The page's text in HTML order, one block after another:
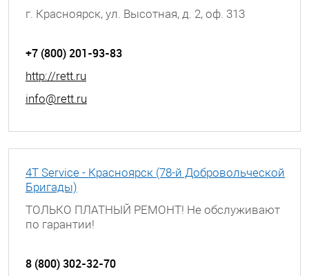
г. Красноярск, ул. Высотная, д. 2, оф. 313
+7 (800) 201-93-83
http://rett.ru
info@rett.ru
4T Service - Красноярск (78-й Добровольческой
Бригады)
ТОЛЬКО ПЛАТНЫЙ РЕМОНТ! Не обслуживают
по гарантии!
8 (800) 302-32-70